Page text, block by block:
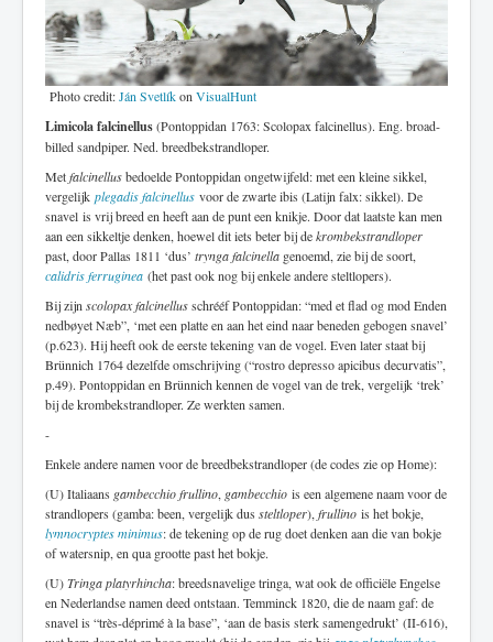
Familie
Historie
Literatuur
Photo credit:Ján Svetlíkon VisualHunt
Limicola falcinellus(Pontoppidan 1763: Scolopax falcinellus). Eng. broad-
billed sandpiper. Ned. breedbekstrandloper.
Metfalcinellusbedoelde Pontoppidan ongetwijfeld: met een kleine sikkel,
vergelijk plegadis falcinellus voor de zwarte ibis (Latijn falx: sikkel). De
snavel is vrij breed en heeft aan de punt een knikje. Door dat laatste kan men
aan een sikkeltje denken, hoewel dit iets beter bij dekrombekstrandloper
past, door Pallas 1811 ‘dus’ trynga falcinella genoemd, zie bij de soort,
calidris ferruginea (het past ook nog bij enkele andere steltlopers).
Bij zijn scolopax falcinellusschrééf Pontoppidan: “med et flad og mod Enden
nedbøyet Næb”, ‘met een platte en aan het eind naar beneden gebogen snavel’
(p.623). Hij heeft ook de eerste tekening van de vogel. Even later staat bij
Brünnich 1764 dezelfde omschrijving (“rostro depresso apicibus decurvatis”,
p.49). Pontoppidan en Brünnich kennen de vogel van de trek, vergelijk ‘trek’
bij de krombekstrandloper. Ze werkten samen.
-
Enkele andere namen voor de breedbekstrandloper (de codes zie op Home):
(U) Italiaans gambecchio frullino, gambecchio is een algemene naam voor de
strandlopers (gamba: been, vergelijk dus steltloper), frullino is het bokje,
lymnocryptes minimus: de tekening op de rug doet denken aan die van bokje
of watersnip, en qua grootte past het bokje.
(U)Tringa platyrhincha: breedsnavelige tringa, wat ook de officiële Engelse
en Nederlandse namen deed ontstaan. Temminck 1820, die de naam gaf: de
snavel is “très-déprimé à la base”, ‘aan de basis sterk samengedrukt’ (II-616),